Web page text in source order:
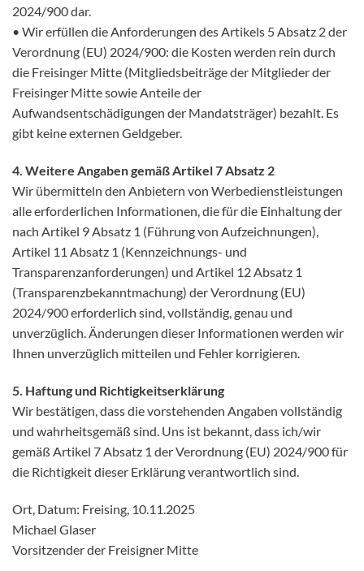
2024/900 dar.
• Wir erfüllen die Anforderungen des Artikels 5 Absatz 2 der
Verordnung (EU) 2024/900: die Kosten werden rein durch
die Freisinger Mitte (Mitgliedsbeiträge der Mitglieder der
Freisinger Mitte sowie Anteile der
Aufwandsentschädigungen der Mandatsträger) bezahlt. Es
gibt keine externen Geldgeber.
4. Weitere Angaben gemäß Artikel 7 Absatz 2
Wir übermitteln den Anbietern von Werbedienstleistungen
alle erforderlichen Informationen, die für die Einhaltung der
nach Artikel 9 Absatz 1 (Führung von Aufzeichnungen),
Artikel 11 Absatz 1 (Kennzeichnungs- und
Transparenzanforderungen) und Artikel 12 Absatz 1
(Transparenzbekanntmachung) der Verordnung (EU)
2024/900 erforderlich sind, vollständig, genau und
unverzüglich. Änderungen dieser Informationen werden wir
Ihnen unverzüglich mitteilen und Fehler korrigieren.
5. Haftung und Richtigkeitserklärung
Wir bestätigen, dass die vorstehenden Angaben vollständig
und wahrheitsgemäß sind. Uns ist bekannt, dass ich/wir
gemäß Artikel 7 Absatz 1 der Verordnung (EU) 2024/900 für
die Richtigkeit dieser Erklärung verantwortlich sind.
Ort, Datum: Freising, 10.11.2025
Michael Glaser
Vorsitzender der Freisigner Mitte